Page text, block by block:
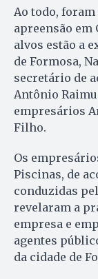
Ao todo,
apreensão em
alvos estão a
de Formosa,
secretário de
Antônio
empresários
Filho.
Os
Piscinas, de
conduzidas
revelaram a
empresa e
agentes
da cidade de